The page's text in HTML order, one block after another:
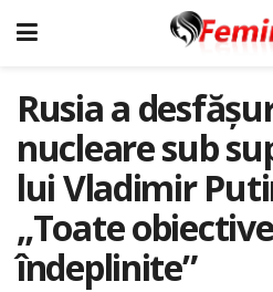
Rusia a
nucleare sub
lui Vladimir
„Toate
îndeplinite”